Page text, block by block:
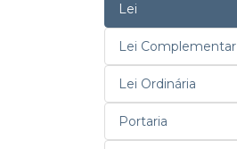
Lei
Lei Complementar
Lei Ordinária
Portaria